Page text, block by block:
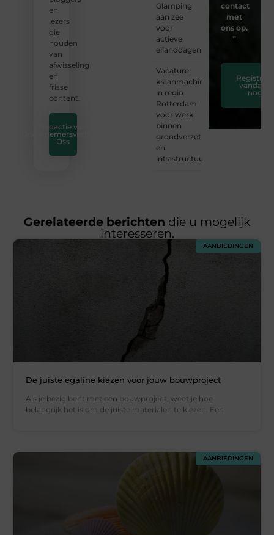
en
lezers
die
houden
van
afwisseling
en
frisse
content.
Redactie van
Ondernemersverbond
Oss
Glamping
aan zee
voor
actieve
eilanddagen
Vacature
kraanmachinist
in regio
Rotterdam
voor werk
binnen
grondverzet
en
infrastructuur
contact
met
ons op.
❞
Registreer
vandaag
nog
Gerelateerde berichten die u mogelijk
interesseren.
AANBIEDINGEN
De juiste egaline kiezen voor jouw bouwproject
Als je bezig bent met een bouwproject, weet je hoe
belangrijk het is om de juiste materialen te kiezen. Een
AANBIEDINGEN